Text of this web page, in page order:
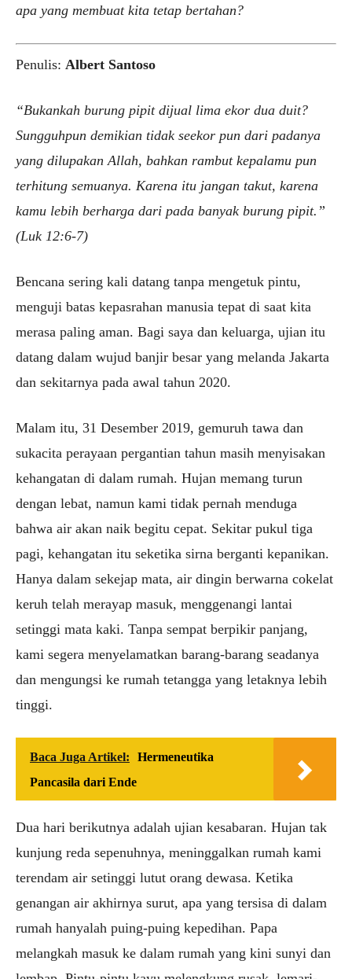
apa yang membuat kita tetap bertahan?
Penulis: Albert Santoso
“Bukankah burung pipit dijual lima ekor dua duit?
Sungguhpun demikian tidak seekor pun dari padanya
yang dilupakan Allah, bahkan rambut kepalamu pun
terhitung semuanya. Karena itu jangan takut, karena
kamu lebih berharga dari pada banyak burung pipit.”
(Luk 12:6-7)
Bencana sering kali datang tanpa mengetuk pintu,
menguji batas kepasrahan manusia tepat di saat kita
merasa paling aman. Bagi saya dan keluarga, ujian itu
datang dalam wujud banjir besar yang melanda Jakarta
dan sekitarnya pada awal tahun 2020.
Malam itu, 31 Desember 2019, gemuruh tawa dan
sukacita perayaan pergantian tahun masih menyisakan
kehangatan di dalam rumah. Hujan memang turun
dengan lebat, namun kami tidak pernah menduga
bahwa air akan naik begitu cepat. Sekitar pukul tiga
pagi, kehangatan itu seketika sirna berganti kepanikan.
Hanya dalam sekejap mata, air dingin berwarna cokelat
keruh telah merayap masuk, menggenangi lantai
setinggi mata kaki. Tanpa sempat berpikir panjang,
kami segera menyelamatkan barang-barang seadanya
dan mengungsi ke rumah tetangga yang letaknya lebih
tinggi.
Baca Juga Artikel:
Hermeneutika
Pancasila dari Ende
Dua hari berikutnya adalah ujian kesabaran. Hujan tak
kunjung reda sepenuhnya, meninggalkan rumah kami
terendam air setinggi lutut orang dewasa. Ketika
genangan air akhirnya surut, apa yang tersisa di dalam
rumah hanyalah puing-puing kepedihan. Papa
melangkah masuk ke dalam rumah yang kini sunyi dan